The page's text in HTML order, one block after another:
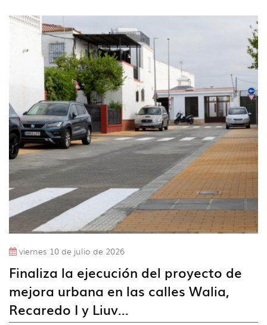
viernes 10 de julio de 2026
Finaliza la ejecución del proyecto de
mejora urbana en las calles Walia,
Recaredo I y Liuv...